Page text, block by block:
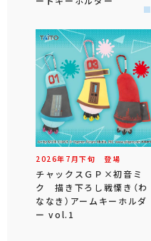
2026年 7 月下旬 登場
チャックスＧＰ×初音ミ
ク 描き下ろし戦慄き（わ
ななき）アームキーホルダ
ー vol.1